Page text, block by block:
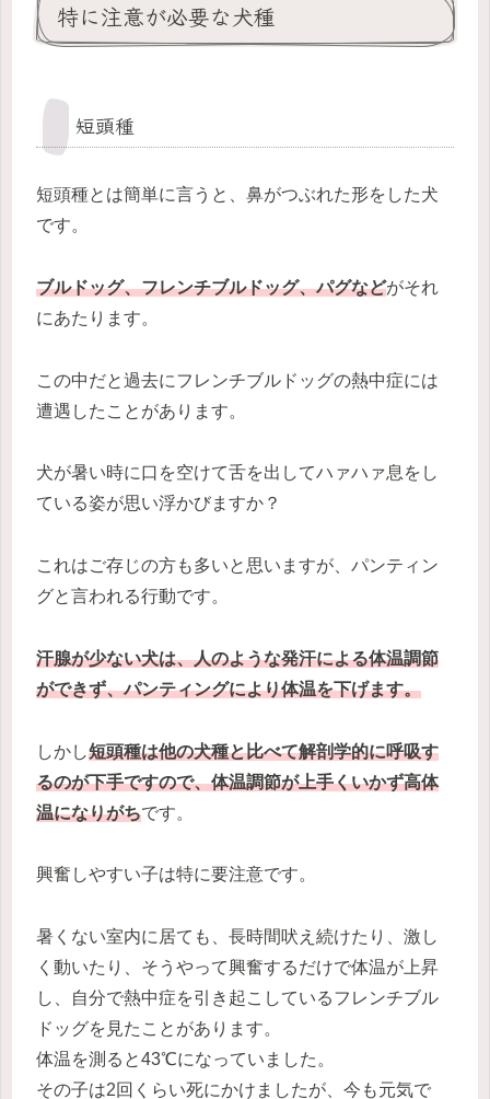
特に注意が必要な犬種
短頭種
短頭種とは簡単に言うと、鼻がつぶれた形をした犬
です。
ブルドッグ、フレンチブルドッグ、パグなどがそれ
にあたります。
この中だと過去にフレンチブルドッグの熱中症には
遭遇したことがあります。
犬が暑い時に口を空けて舌を出してハァハァ息をし
ている姿が思い浮かびますか？
これはご存じの方も多いと思いますが、パンティン
グと言われる行動です。
汗腺が少ない犬は、人のような発汗による体温調節
ができず、パンティングにより体温を下げます。
しかし短頭種は他の犬種と比べて解剖学的に呼吸す
るのが下手ですので、体温調節が上手くいかず高体
温になりがちです。
興奮しやすい子は特に要注意です。
暑くない室内に居ても、長時間吠え続けたり、激し
く動いたり、そうやって興奮するだけで体温が上昇
し、自分で熱中症を引き起こしているフレンチブル
ドッグを見たことがあります。
体温を測ると43℃になっていました。
その子は2回くらい死にかけましたが、今も元気で